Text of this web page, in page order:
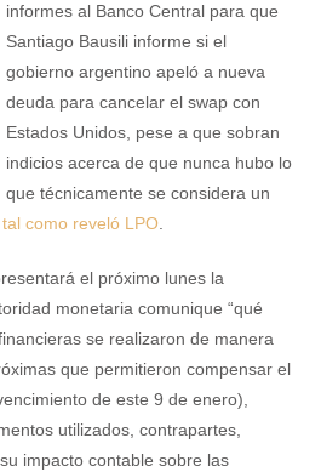
informes al Banco Central para que
Santiago Bausili informe si el
gobierno argentino apeló a nueva
deuda para cancelar el swap con
Estados Unidos, pese a que sobran
indicios acerca de que nunca hubo lo
que técnicamente se considera un
tal como reveló LPO
el próximo lunes la
monetaria comunique “qué
se realizaron de manera
que permitieron compensar el
de este 9 de enero),
utilizados, contrapartes,
impacto contable sobre las